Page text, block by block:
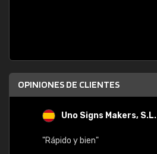
OPINIONES DE CLIENTES
Uno Signs Makers, S.L.
"Rápido y bien"